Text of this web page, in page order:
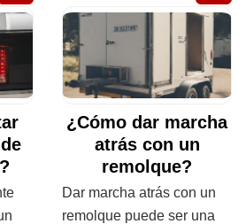
¿Cómo dar marcha
atrás con un
remolque?
Dar marcha atrás con un
remolque puede ser una